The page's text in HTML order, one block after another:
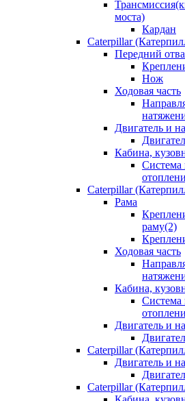
моста)
Кардан
Caterpillar
Передний
Нож
Ходовая часть
Двигатель и
Кабина,
Система
Caterpillar
Рама
раму(2)
Ходовая часть
Кабина,
Система
Двигатель и
Caterpillar
Двигатель и
Caterpillar